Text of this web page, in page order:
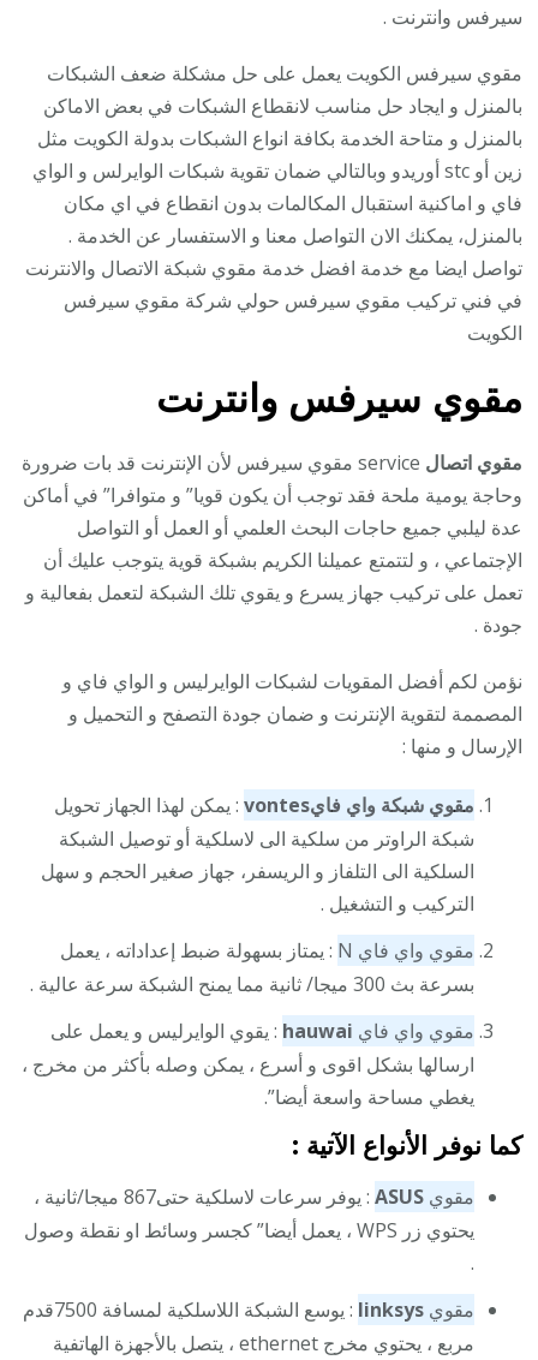
سيرفس وانترنت .
مقوي سيرفس الكويت يعمل على حل مشكلة ضعف الشبكات
بالمنزل و ايجاد حل مناسب لانقطاع الشبكات في بعض الاماكن
بالمنزل و متاحة الخدمة بكافة انواع الشبكات بدولة الكويت مثل
زين أو stc أوريدو وبالتالي ضمان تقوية شبكات الوايرلس و الواي
فاي و اماكنية استقبال المكالمات بدون انقطاع في اي مكان
بالمنزل، يمكنك الان التواصل معنا و الاستفسار عن الخدمة .
تواصل ايضا مع خدمة افضل خدمة مقوي شبكة الاتصال والانترنت
في فني تركيب مقوي سيرفس حولي شركة مقوي سيرفس
الكويت
مقوي سيرفس وانترنت
مقوي اتصال
service مقوي سيرفس لأن الإنترنت قد بات ضرورة
وحاجة يومية ملحة فقد توجب أن يكون قويا” و متوافرا” في أماكن
عدة ليلبي جميع حاجات البحث العلمي أو العمل أو التواصل
الإجتماعي ، و لتتمتع عميلنا الكريم بشبكة قوية يتوجب عليك أن
تعمل على تركيب جهاز يسرع و يقوي تلك الشبكة لتعمل بفعالية و
جودة .
نؤمن لكم أفضل المقويات لشبكات الوايرليس و الواي فاي و
المصممة لتقوية الإنترنت و ضمان جودة التصفح و التحميل و
الإرسال و منها :
مقوي شبكة واي فايvontes : يمكن لهذا الجهاز تحويل
شبكة الراوتر من سلكية الى لاسلكية أو توصيل الشبكة
السلكية الى التلفاز و الريسفر، جهاز صغير الحجم و سهل
التركيب و التشغيل .
مقوي واي فاي N
: يمتاز بسهولة ضبط إعداداته ، يعمل
بسرعة بث 300 ميجا/ ثانية مما يمنح الشبكة سرعة عالية .
مقوي واي فاي hauwai : يقوي الوايرليس و يعمل على
ارسالها بشكل اقوى و أسرع ، يمكن وصله بأكثر من مخرج ،
يغطي مساحة واسعة أيضا”.
كما نوفر الأنواع الآتية :
مقويASUS
: يوفر سرعات لاسلكية حتى867 ميجا/ثانية ،
يحتوي زر WPS ، يعمل أيضا” كجسر وسائط او نقطة وصول
.
مقويlinksys
: يوسع الشبكة اللاسلكية لمسافة 7500قدم
مربع ، يحتوي مخرج ethernet ، يتصل بالأجهزة الهاتفية